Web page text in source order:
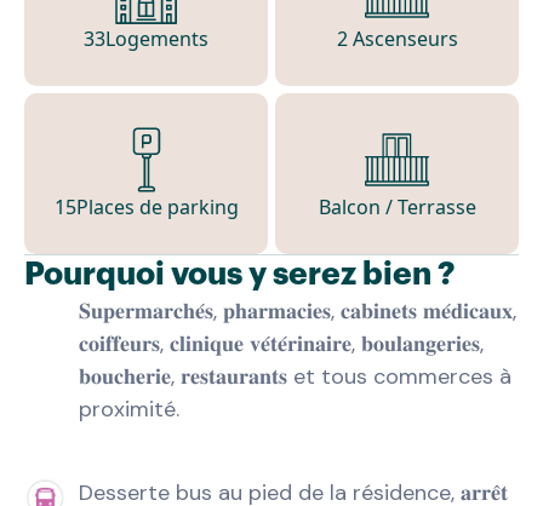
33Logements 2 Ascenseurs
15Places de parking Balcon / Terrasse
Pourquoi vous y serez bien ?
𝐒𝐮𝐩𝐞𝐫𝐦𝐚𝐫𝐜𝐡𝐞́𝐬, 𝐩𝐡𝐚𝐫𝐦𝐚𝐜𝐢𝐞𝐬, 𝐜𝐚𝐛𝐢𝐧𝐞𝐭𝐬 𝐦𝐞́𝐝𝐢𝐜𝐚𝐮𝐱,
𝐜𝐨𝐢𝐟𝐟𝐞𝐮𝐫𝐬, 𝐜𝐥𝐢𝐧𝐢𝐪𝐮𝐞 𝐯𝐞́𝐭𝐞́𝐫𝐢𝐧𝐚𝐢𝐫𝐞, 𝐛𝐨𝐮𝐥𝐚𝐧𝐠𝐞𝐫𝐢𝐞𝐬,
𝐛𝐨𝐮𝐜𝐡𝐞𝐫𝐢𝐞, 𝐫𝐞𝐬𝐭𝐚𝐮𝐫𝐚𝐧𝐭𝐬 et tous commerces à
proximité.
Desserte bus au pied de la résidence, 𝐚𝐫𝐫𝐞̂𝐭